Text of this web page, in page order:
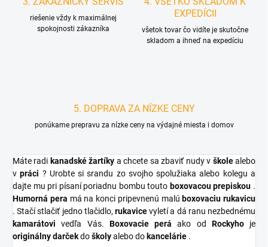
riešenie vždy k maximálnej
spokojnosti zákazníka
EXPEDÍCII
všetok tovar čo vidíte je skutočne
skladom a ihneď na expedíciu
5. DOPRAVA ZA NÍZKE CENY
ponúkame prepravu za nízke ceny na výdajné miesta i domov
Máte radi kanadské žartíky a chcete sa zbaviť nudy v školealebo
vpráci ? Urobte si srandu zo svojho spolužiaka alebo kolegu a
dajte mu pri písaní poriadnu bombu touto boxovacou prepiskou .
Humorná pera má na konci pripevnenú malú boxovaciu rukavicu
. Stačí stlačiť jedno tlačidlo, rukavicevyletí a dá ranu nezbednému
kamarátovi vedľa Vás. Boxovacie perá ako od Rockyhoje
originálny darčekdoškolyalebo do kancelárie .